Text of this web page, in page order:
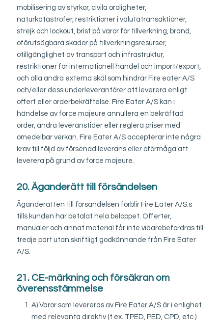
mobilisering av styrkor, civila oroligheter,
naturkatastrofer, restriktioner i valutatransaktioner,
strejk och lockout, brist på varor för tillverkning, brand,
oförutsägbara skador på tillverkningsresurser,
otillgänglighet av transport och infrastruktur,
restriktioner för internationell handel och import/export,
och alla andra externa skäl som hindrar Fire eater A/S
och/eller dess underleverantörer att leverera enligt
offert eller orderbekräftelse. Fire Eater A/S kan i
händelse av force majeure annullera en bekräftad
order, ändra leveranstider eller reglera priser med
omedelbar verkan. Fire Eater A/S accepterar inte några
krav till följd av försenad leverans eller oförmåga att
leverera på grund av force majeure.
20. Äganderätt till försändelsen
Äganderätten till försändelsen förblir Fire Eater A/S:s
tills kunden har betalat hela beloppet. Offerter,
manualer och annat material får inte vidarebefordras till
tredje part utan skriftligt godkännande från Fire Eater
A/S.
21. CE-märkning och försäkran om
överensstämmelse
A) Varor som levereras av Fire Eater A/S är i enlighet
med relevanta direktiv (t.ex. TPED, PED, CPD, etc.)